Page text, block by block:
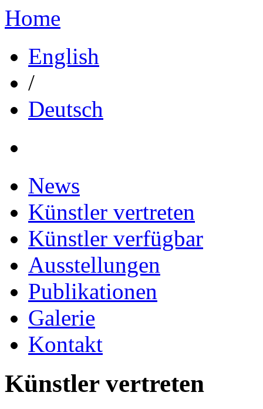
Home
English
/
Deutsch
News
Künstler vertreten
Künstler verfügbar
Ausstellungen
Publikationen
Galerie
Kontakt
Künstler vertreten